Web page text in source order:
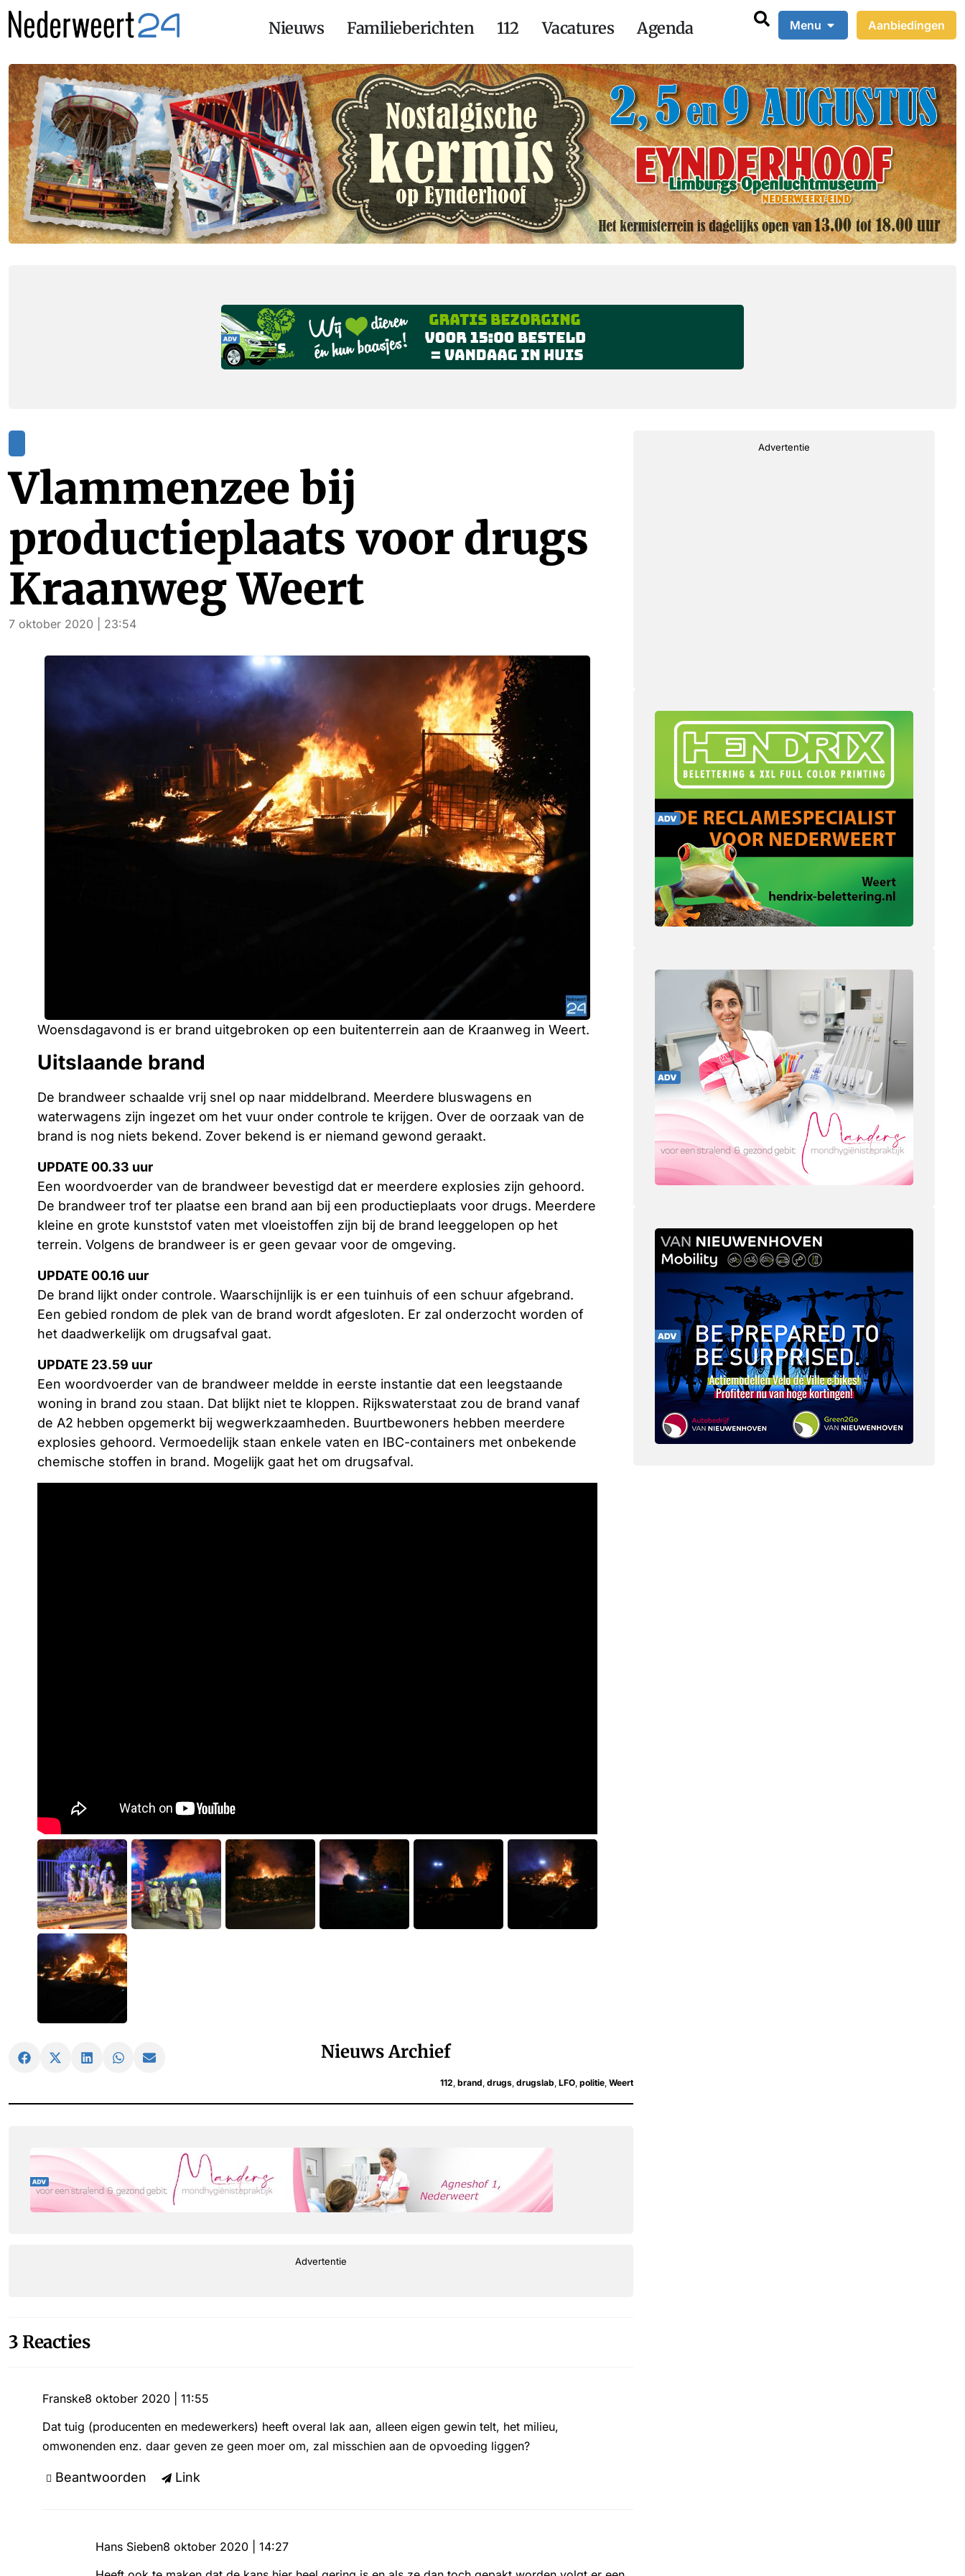
Nieuws Familieberichten 112 Vacatures Agenda Menu Aanbiedingen
Vlammenzee bij
productieplaats voor drugs
Kraanweg Weert
7 oktober 2020 | 23:54
Woensdagavond is er brand uitgebroken op een buitenterrein aan de Kraanweg in Weert.
Uitslaande brand
De brandweer schaalde vrij snel op naar middelbrand. Meerdere bluswagens en
waterwagens zijn ingezet om het vuur onder controle te krijgen. Over de oorzaak van de
brand is nog niets bekend. Zover bekend is er niemand gewond geraakt.
UPDATE 00.33 uur
Een woordvoerder van de brandweer bevestigd dat er meerdere explosies zijn gehoord.
De brandweer trof ter plaatse een brand aan bij een productieplaats voor drugs. Meerdere
kleine en grote kunststof vaten met vloeistoffen zijn bij de brand leeggelopen op het
terrein. Volgens de brandweer is er geen gevaar voor de omgeving.
UPDATE 00.16 uur
De brand lijkt onder controle. Waarschijnlijk is er een tuinhuis of een schuur afgebrand.
Een gebied rondom de plek van de brand wordt afgesloten. Er zal onderzocht worden of
het daadwerkelijk om drugsafval gaat.
UPDATE 23.59 uur
Een woordvoerder van de brandweer meldde in eerste instantie dat een leegstaande
woning in brand zou staan. Dat blijkt niet te kloppen. Rijkswaterstaat zou de brand vanaf
de A2 hebben opgemerkt bij wegwerkzaamheden. Buurtbewoners hebben meerdere
explosies gehoord. Vermoedelijk staan enkele vaten en IBC-containers met onbekende
chemische stoffen in brand. Mogelijk gaat het om drugsafval.
Nieuws Archief
112, brand, drugs, drugslab, LFO, politie, Weert
Advertentie
3 Reacties
Franske8 oktober 2020 | 11:55
Dat tuig (producenten en medewerkers) heeft overal lak aan, alleen eigen gewin telt, het milieu,
omwonenden enz. daar geven ze geen moer om, zal misschien aan de opvoeding liggen?
Beantwoorden Link
Hans Sieben8 oktober 2020 | 14:27
Advertentie